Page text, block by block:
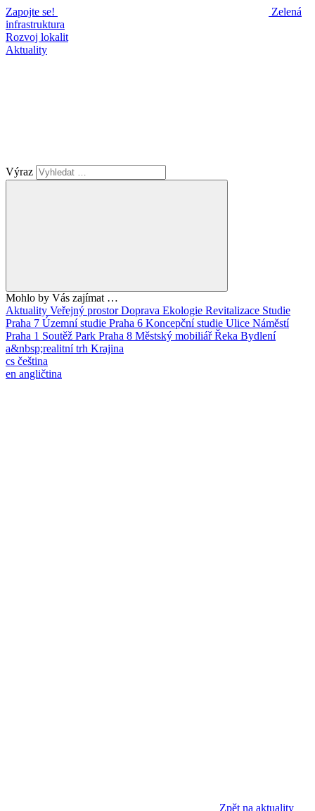
Zapojte se!
Zelená
infrastruktura
Rozvoj lokalit
Aktuality
Výraz
Mohlo by Vás zajímat …
Aktuality Veřejný prostorDoprava Ekologie Revitalizace Studie
Praha 7 Územní studie Praha 6 Koncepční studie Ulice Náměstí
Praha 1 Soutěž Park Praha 8 Městský mobiliářŘeka Bydlení
a&nbsp;realitní trh Krajina
cs čeština
en angličtina
Zpět na aktuality